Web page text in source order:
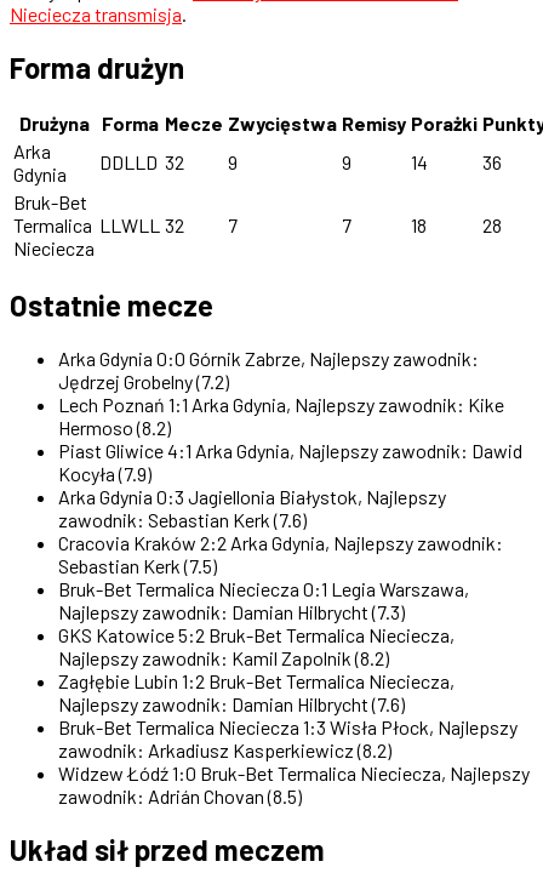
Nieciecza transmisja
Forma drużyn
Drużyna Forma Mecze Zwycięstwa Remisy Porażki
Arka
Gdynia
DDLLD 32 9 9 14
36
Bruk-Bet
Termalica
Nieciecza
LLWLL 32 7 7 18 28
Ostatnie mecze
Arka Gdynia 0:0 Górnik Zabrze, Najlepszy zawodnik:
Jędrzej Grobelny (7.2)
Lech Poznań 1:1 Arka Gdynia, Najlepszy zawodnik: Kike
Hermoso (8.2)
Piast Gliwice 4:1 Arka Gdynia, Najlepszy zawodnik: Dawid
Kocyła (7.9)
Arka Gdynia 0:3 Jagiellonia Białystok, Najlepszy
zawodnik: Sebastian Kerk (7.6)
Cracovia Kraków 2:2 Arka Gdynia, Najlepszy zawodnik:
Sebastian Kerk (7.5)
Bruk-Bet Termalica Nieciecza 0:1 Legia Warszawa,
Najlepszy zawodnik: Damian Hilbrycht (7.3)
GKS Katowice 5:2 Bruk-Bet Termalica Nieciecza,
Najlepszy zawodnik: Kamil Zapolnik (8.2)
Zagłębie Lubin 1:2 Bruk-Bet Termalica Nieciecza,
Najlepszy zawodnik: Damian Hilbrycht (7.6)
Bruk-Bet Termalica Nieciecza 1:3 Wisła Płock, Najlepszy
zawodnik: Arkadiusz Kasperkiewicz (8.2)
Widzew Łódź 1:0 Bruk-Bet Termalica Nieciecza, Najlepszy
zawodnik: Adrián Chovan (8.5)
Układ sił przed meczem